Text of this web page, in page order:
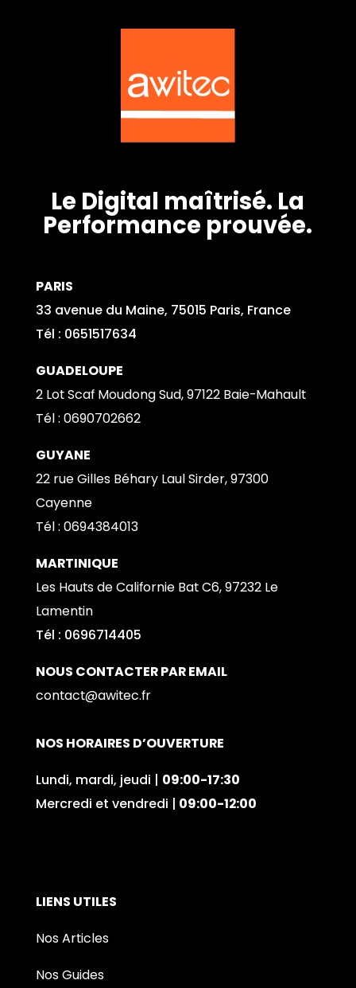
Le Digital maîtrisé. La
Performance prouvée.
PARIS
33 avenue du Maine, 75015 Paris, France
Tél : 0651517634
GUADELOUPE
2 Lot Scaf Moudong Sud, 97122 Baie-Mahault
Tél : 0690702662
GUYANE
22 rue Gilles Béhary Laul Sirder, 97300
Cayenne
Tél : 0694384013
MARTINIQUE
Les Hauts de Californie Bat C6, 97232 Le
Lamentin
Tél : 0696714405
NOUS CONTACTER PAR EMAIL
contact@awitec.fr
NOS HORAIRES D’OUVERTURE
Lundi, mardi, jeudi | 09:00-17:30
Mercredi et vendredi | 09:00-12:00
LIENS UTILES
Nos Articles
Nos Guides